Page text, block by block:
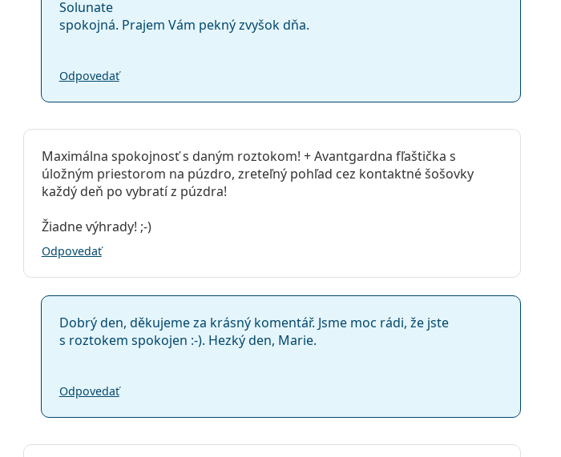
Solunate
spokojná. Prajem Vám pekný zvyšok dňa.
Odpovedať
Maximálna spokojnosť s daným roztokom! + Avantgardna fľaštička s
úložným priestorom na púzdro, zreteľný pohľad cez kontaktné šošovky
každý deň po vybratí z púzdra!
Žiadne výhrady! ;-)
Odpovedať
Dobrý den, děkujeme za krásný komentář. Jsme moc rádi, že jste
s roztokem spokojen :-). Hezký den, Marie.
Odpovedať